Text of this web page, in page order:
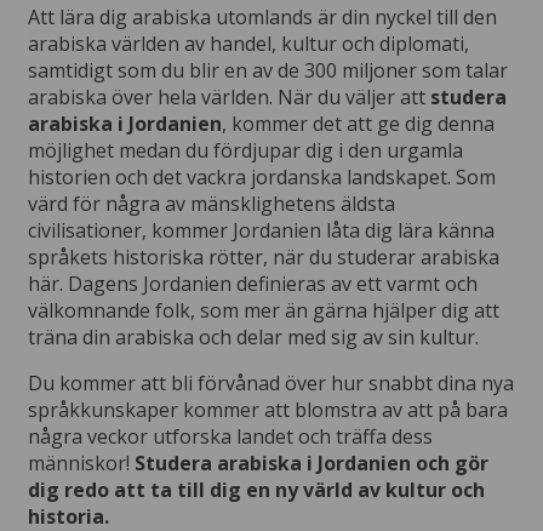
Att lära dig arabiska utomlands är din nyckel till den
arabiska världen av handel, kultur och diplomati,
samtidigt som du blir en av de 300 miljoner som talar
arabiska över hela världen. När du väljer att studera
arabiska i Jordanien, kommer det att ge dig denna
möjlighet medan du fördjupar dig i den urgamla
historien och det vackra jordanska landskapet. Som
värd för några av mänsklighetens äldsta
civilisationer, kommer Jordanien låta dig lära känna
språkets historiska rötter, när du studerar arabiska
här. Dagens Jordanien definieras av ett varmt och
välkomnande folk, som mer än gärna hjälper dig att
träna din arabiska och delar med sig av sin kultur.
Du kommer att bli förvånad över hur snabbt dina nya
språkkunskaper kommer att blomstra av att på bara
några veckor utforska landet och träffa dess
människor! Studera arabiska i Jordanien och gör
dig redo att ta till dig en ny värld av kultur och
historia.